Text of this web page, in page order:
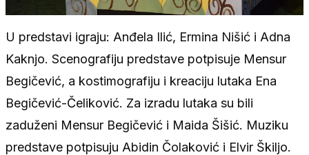
U predstavi igraju: Anđela Ilić, Ermina Nišić i Adna
Kaknjo. Scenografiju predstave potpisuje Mensur
Begičević, a kostimografiju i kreaciju lutaka Ena
Begičević-Čeliković. Za izradu lutaka su bili
zaduženi Mensur Begičević i Maida Šišić. Muziku
predstave potpisuju Abidin Čolaković i Elvir Škiljo.